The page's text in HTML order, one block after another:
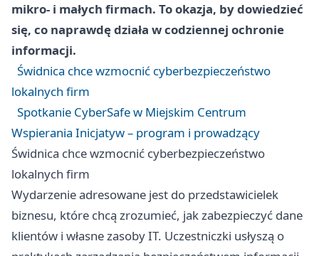
mikro- i małych firmach. To okazja, by dowiedzieć
się, co naprawdę działa w codziennej ochronie
informacji.
Świdnica chce wzmocnić cyberbezpieczeństwo
lokalnych firm
Spotkanie CyberSafe w Miejskim Centrum
Wspierania Inicjatyw – program i prowadzący
Świdnica chce wzmocnić cyberbezpieczeństwo
lokalnych firm
Wydarzenie adresowane jest do przedstawicielek
biznesu, które chcą zrozumieć, jak zabezpieczyć dane
klientów i własne zasoby IT. Uczestniczki usłyszą o